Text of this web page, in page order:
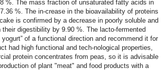
%. The mass fraction of unsaturated fatty acids in
%. The in-crease in the bioavailability of proteins
is confirmed by a decrease in poorly soluble and
digestibility by 9.90 %. The lacto-fermented
of a functional direction and recommend it for
had high functional and tech-nological properties,
protein concentrates from peas, so it is advisable
of plant "meat" and food products with a